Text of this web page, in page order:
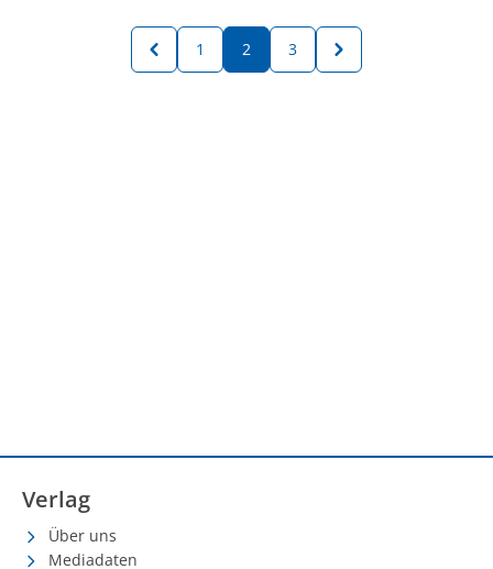
1 2 3
Verlag
Über uns
Mediadaten